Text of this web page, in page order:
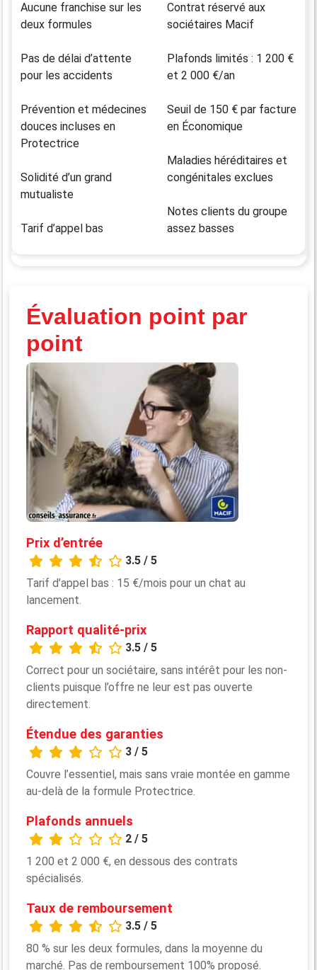
Aucune franchise sur les
deux formules
Pas de délai d’attente
pour les accidents
Prévention et médecines
douces incluses en
Protectrice
Solidité d’un grand
mutualiste
Tarif d’appel bas
Contrat réservé aux
sociétaires Macif
Plafonds limités : 1 200 €
et 2 000 €/an
Seuil de 150 € par facture
en Économique
Maladies héréditaires et
congénitales exclues
Notes clients du groupe
assez basses
Évaluation point par
point
Prix d’entrée
3.5 / 5
Tarif d’appel bas : 15 €/mois pour un chat au
lancement.
Rapport qualité-prix
3.5 / 5
Correct pour un sociétaire, sans intérêt pour les non-
clients puisque l’offre ne leur est pas ouverte
directement.
Étendue des garanties
3 / 5
Couvre l’essentiel, mais sans vraie montée en gamme
au-delà de la formule Protectrice.
Plafonds annuels
2 / 5
1 200 et 2 000 €, en dessous des contrats
spécialisés.
Taux de remboursement
3.5 / 5
80 % sur les deux formules, dans la moyenne du
marché. Pas de remboursement 100% proposé.